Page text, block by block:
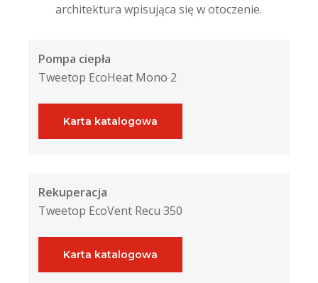
architektura wpisująca się w otoczenie.
Pompa ciepła
Tweetop EcoHeat Mono 2
Karta katalogowa
Rekuperacja
Tweetop EcoVent Recu 350
Karta katalogowa